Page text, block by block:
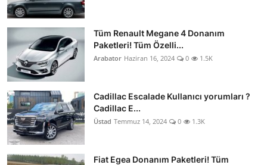
Tüm Renault Megane 4 Donanım
Paketleri! Tüm Özelli...
Arabator Haziran 16, 2024 0 1.5K
Cadillac Escalade Kullanıcı yorumları ?
Cadillac E...
Üstad Temmuz 14, 2024 0 1.3K
Fiat Egea Donanım Paketleri! Tüm